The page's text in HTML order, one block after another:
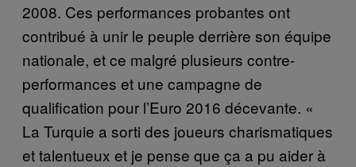
2008. Ces performances probantes ont
contribué à unir le peuple derrière son équipe
nationale, et ce malgré plusieurs contre-
performances et une campagne de
qualification pour l’Euro 2016 décevante. «
La Turquie a sorti des joueurs charismatiques
et talentueux et je pense que ça a pu aider à